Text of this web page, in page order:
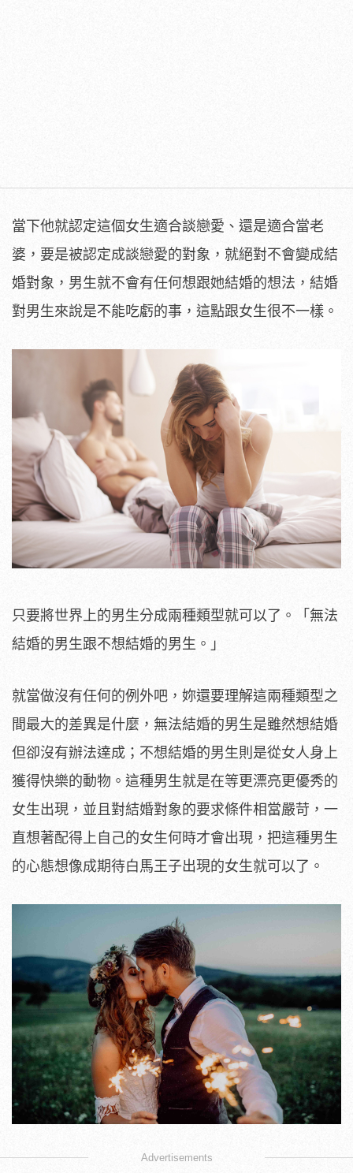
當下他就認定這個女生適合談戀愛、還是適合當老
婆，要是被認定成談戀愛的對象，就絕對不會變成結
婚對象，男生就不會有任何想跟她結婚的想法，結婚
對男生來說是不能吃虧的事，這點跟女生很不一樣。
只要將世界上的男生分成兩種類型就可以了。「無法
結婚的男生跟不想結婚的男生。」
就當做沒有任何的例外吧，妳還要理解這兩種類型之
間最大的差異是什麼，無法結婚的男生是雖然想結婚
但卻沒有辦法達成；不想結婚的男生則是從女人身上
獲得快樂的動物。這種男生就是在等更漂亮更優秀的
女生出現，並且對結婚對象的要求條件相當嚴苛，一
直想著配得上自己的女生何時才會出現，把這種男生
的心態想像成期待白馬王子出現的女生就可以了。
Advertisements